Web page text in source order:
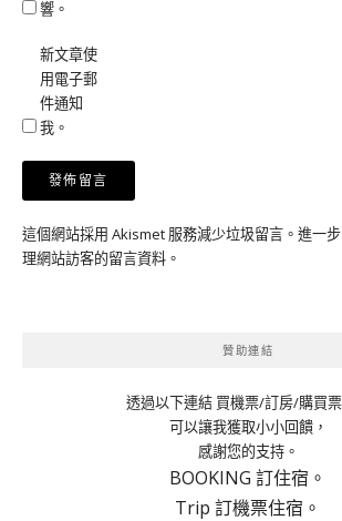
響。
新文章使
用電子郵
件通知
我。
這個網站採用 Akismet 服務減少垃圾留言。 進一
理網站訪客的留言資料 。
贊助連結
透過以下連結 買機票/訂房/購買票
可以讓我獲取小小回饋，
感謝您的支持。
BOOKING 訂住宿。
Trip 訂機票住宿。